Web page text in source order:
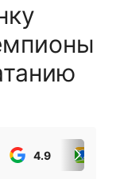
4.9